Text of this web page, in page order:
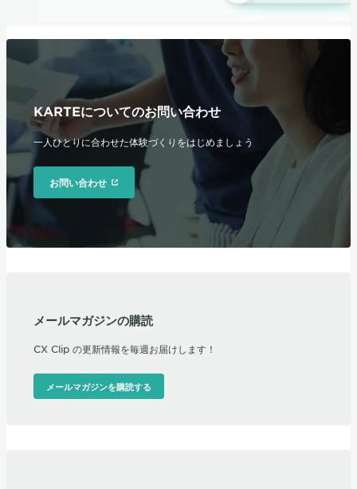
KARTEについてのお問い合わせ
一人ひとりに合わせた体験づくりをはじめましょう
お問い合わせ
メールマガジンの購読
CX Clip の更新情報を毎週お届けします！
メールマガジンを購読する